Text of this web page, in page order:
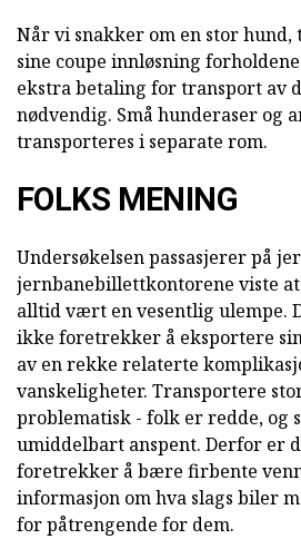
Når vi snakker om en stor
sine coupe innløsning
ekstra betaling for transport av
nødvendig. Små hunderaser og
transporteres i separate rom.
FOLKS MENING
Undersøkelsen passasjerer på
jernbanebillettkontorene viste
alltid vært en vesentlig ulempe.
ikke foretrekker å eksportere
av en rekke relaterte
vanskeligheter. Transportere
problematisk - folk er redde, og
umiddelbart anspent. Derfor er
foretrekker å bære firbente
informasjon om hva slags biler
for påtrengende for dem.